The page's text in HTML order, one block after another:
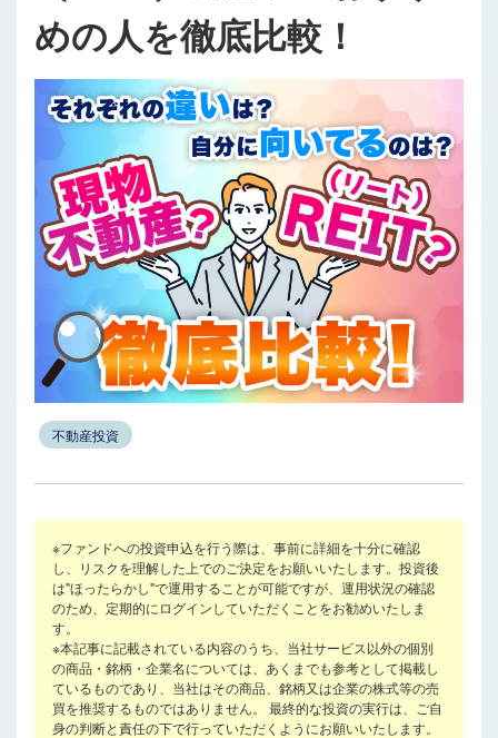
めの人を徹底比較！
不動産投資
※ファンドへの投資申込を行う際は、事前に詳細を十分に確認
し、リスクを理解した上でのご決定をお願いいたします。投資後
は"ほったらかし"で運用することが可能ですが、運用状況の確認
のため、定期的にログインしていただくことをお勧めいたしま
す。
※本記事に記載されている内容のうち、当社サービス以外の個別
の商品・銘柄・企業名については、あくまでも参考として掲載し
ているものであり、当社はその商品、銘柄又は企業の株式等の売
買を推奨するものではありません。 最終的な投資の実行は、ご自
身の判断と責任の下で行っていただくようにお願いいたします。